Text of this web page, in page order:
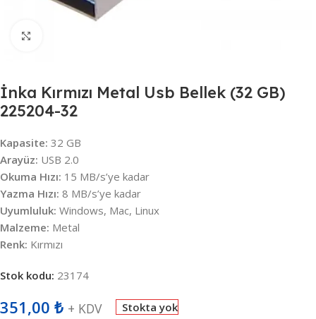
İnka Kırmızı Metal Usb Bellek (32 GB)
225204-32
Kapasite: 32 GB
Arayüz: USB 2.0
Okuma Hızı: 15 MB/s’ye kadar
Yazma Hızı: 8 MB/s’ye kadar
Uyumluluk: Windows, Mac, Linux
Malzeme: Metal
Renk: Kırmızı
Stok kodu: 23174
351,00 ₺ + KDV Stokta yok